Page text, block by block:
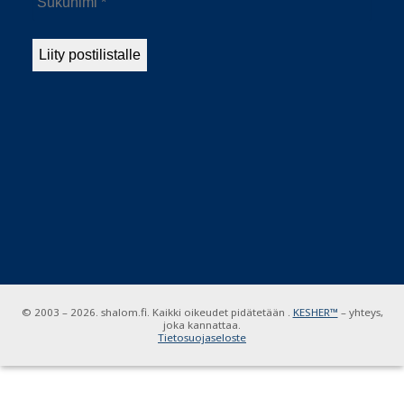
© 2003 – 2026. shalom.fi. Kaikki oikeudet pidätetään . KESHER™ – yhteys,
joka kannattaa.
Tietosuojaseloste